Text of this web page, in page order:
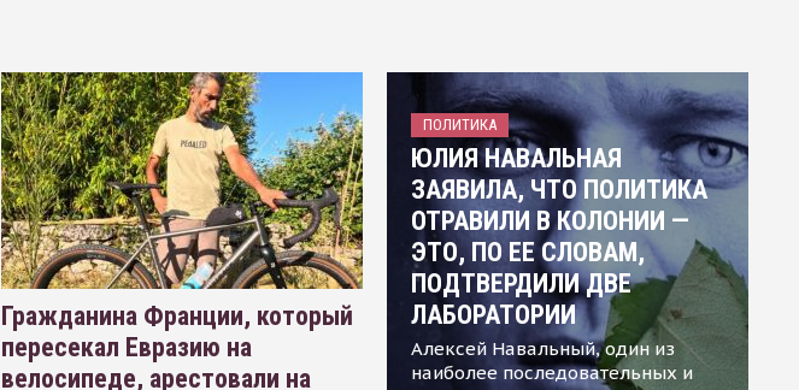
Гражданина Франции, который
пересекал Евразию на
велосипеде, арестовали на
ПОЛИТИКА
ЮЛИЯ НАВАЛЬНАЯ
ЗАЯВИЛА, ЧТО ПОЛИТИКА
ОТРАВИЛИ В КОЛОНИИ —
ЭТО, ПО ЕЕ СЛОВАМ,
ПОДТВЕРДИЛИ ДВЕ
ЛАБОРАТОРИИ
Алексей Навальный, один из
наиболее последовательных и